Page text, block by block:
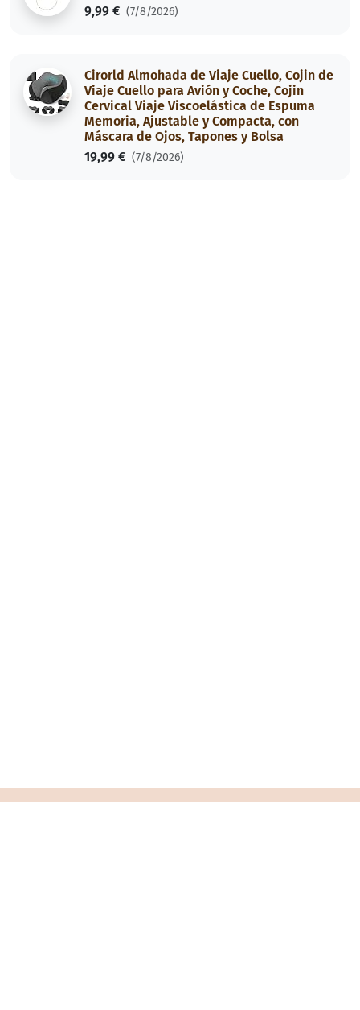
9,99 € (7/8/2026)
Cirorld Almohada de Viaje Cuello, Cojin de
Viaje Cuello para Avión y Coche, Cojin
Cervical Viaje Viscoelástica de Espuma
Memoria, Ajustable y Compacta, con
Máscara de Ojos, Tapones y Bolsa
19,99 € (7/8/2026)